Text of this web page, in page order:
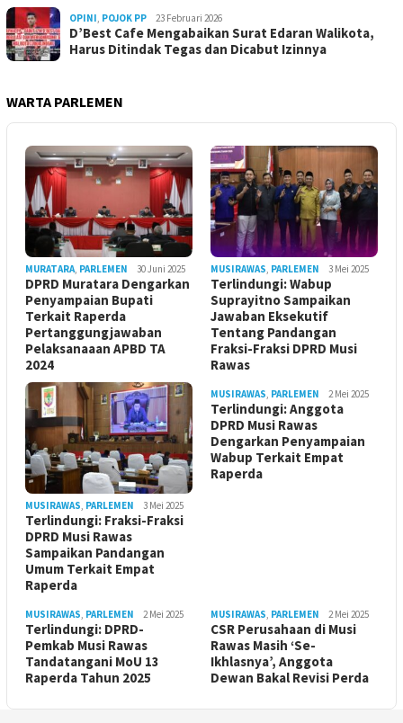
OPINI, POJOK PP 23 Februari 2026
D’Best Cafe Mengabaikan Surat Edaran Walikota,
Harus Ditindak Tegas dan Dicabut Izinnya
WARTA PARLEMEN
MURATARA, PARLEMEN 30 Juni 2025
DPRD Muratara Dengarkan
Penyampaian Bupati
Terkait Raperda
Pertanggungjawaban
Pelaksanaaan APBD TA
2024
MUSIRAWAS, PARLEMEN 3 Mei 2025
Terlindungi: Wabup
Suprayitno Sampaikan
Jawaban Eksekutif
Tentang Pandangan
Fraksi-Fraksi DPRD Musi
Rawas
MUSIRAWAS, PARLEMEN 3 Mei 2025
Terlindungi: Fraksi-Fraksi
DPRD Musi Rawas
Sampaikan Pandangan
Umum Terkait Empat
Raperda
MUSIRAWAS, PARLEMEN 2 Mei 2025
Terlindungi: Anggota
DPRD Musi Rawas
Dengarkan Penyampaian
Wabup Terkait Empat
Raperda
MUSIRAWAS, PARLEMEN 2 Mei 2025
Terlindungi: DPRD-
Pemkab Musi Rawas
Tandatangani MoU 13
Raperda Tahun 2025
MUSIRAWAS, PARLEMEN 2 Mei 2025
CSR Perusahaan di Musi
Rawas Masih ‘Se-
Ikhlasnya’, Anggota
Dewan Bakal Revisi Perda ‎